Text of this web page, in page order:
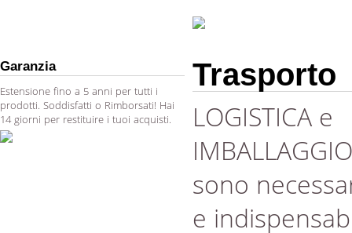
Garanzia
Estensione fino a 5 anni per tutti i
prodotti. Soddisfatti o Rimborsati! Hai
14 giorni per restituire i tuoi acquisti.
Trasporto
LOGISTICA e
IMBALLAGGIO
sono
e